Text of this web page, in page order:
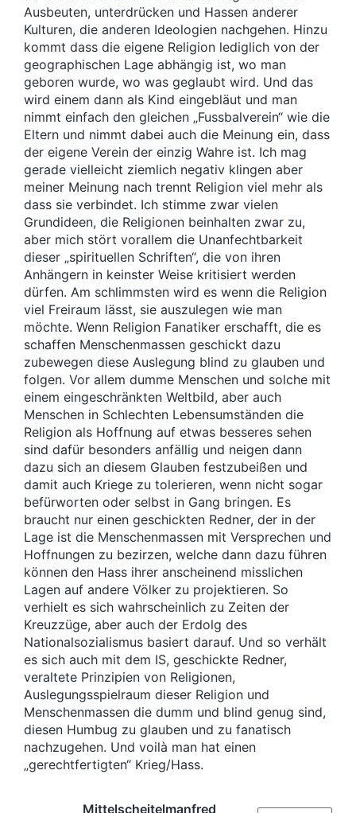
Ausbeuten, unterdrücken und Hassen anderer
Kulturen, die anderen Ideologien nachgehen. Hinzu
kommt dass die eigene Religion lediglich von der
geographischen Lage abhängig ist, wo man
geboren wurde, wo was geglaubt wird. Und das
wird einem dann als Kind eingebläut und man
nimmt einfach den gleichen „Fussbalverein“ wie die
Eltern und nimmt dabei auch die Meinung ein, dass
der eigene Verein der einzig Wahre ist. Ich mag
gerade vielleicht ziemlich negativ klingen aber
meiner Meinung nach trennt Religion viel mehr als
dass sie verbindet. Ich stimme zwar vielen
Grundideen, die Religionen beinhalten zwar zu,
aber mich stört vorallem die Unanfechtbarkeit
dieser „spirituellen Schriften“, die von ihren
Anhängern in keinster Weise kritisiert werden
dürfen. Am schlimmsten wird es wenn die Religion
viel Freiraum lässt, sie auszulegen wie man
möchte. Wenn Religion Fanatiker erschafft, die es
schaffen Menschenmassen geschickt dazu
zubewegen diese Auslegung blind zu glauben und
folgen. Vor allem dumme Menschen und solche mit
einem eingeschränkten Weltbild, aber auch
Menschen in Schlechten Lebensumständen die
Religion als Hoffnung auf etwas besseres sehen
sind dafür besonders anfällig und neigen dann
dazu sich an diesem Glauben festzubeißen und
damit auch Kriege zu tolerieren, wenn nicht sogar
befürworten oder selbst in Gang bringen. Es
braucht nur einen geschickten Redner, der in der
Lage ist die Menschenmassen mit Versprechen und
Hoffnungen zu bezirzen, welche dann dazu führen
können den Hass ihrer anscheinend misslichen
Lagen auf andere Völker zu projektieren. So
verhielt es sich wahrscheinlich zu Zeiten der
Kreuzzüge, aber auch der Erdolg des
Nationalsozialismus basiert darauf. Und so verhält
es sich auch mit dem IS, geschickte Redner,
veraltete Prinzipien von Religionen,
Auslegungsspielraum dieser Religion und
Menschenmassen die dumm und blind genug sind,
diesen Humbug zu glauben und zu fanatisch
nachzugehen. Und voilà man hat einen
„gerechtfertigten“ Krieg/Hass.
Mittelscheitelmanfred